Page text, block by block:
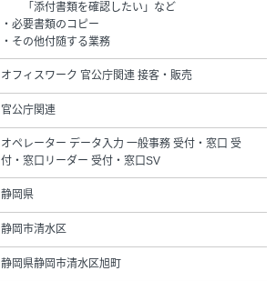
「添付書類を確認したい」など
・必要書類のコピー
・その他付随する業務
オフィスワーク 官公庁関連 接客・販売
官公庁関連
オペレーター データ入力 一般事務 受付・窓口 受
付・窓口リーダー 受付・窓口SV
静岡県
静岡市清水区
静岡県静岡市清水区旭町